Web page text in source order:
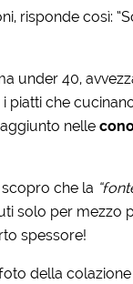
risponde così:
under 40,
i piatti che
nelle
che la
solo per mezzo
spessore!
della